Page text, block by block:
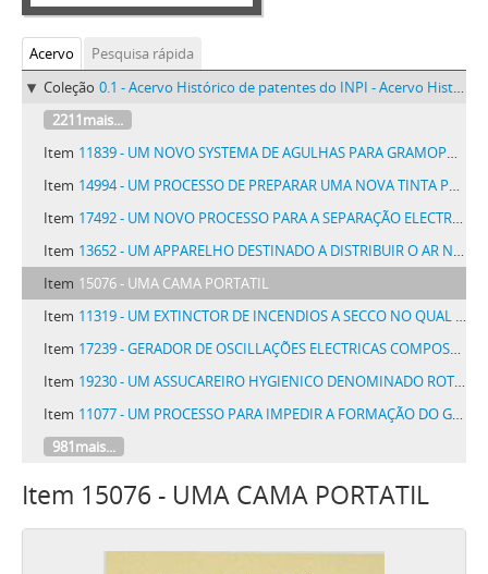
Acervo
Pesquisa rápida
Coleção 0.1 - Acervo Histórico de patentes do INPI - Acervo Histórico de patentes do INPI
2211mais...
Item 11839 - UM NOVO SYSTEMA DE AGULHAS PARA GRAMOPHONES, MANIPULAÇÃO E MATERIA PRIMA PARA AS MESMAS AGULHAS, COMPLETAMENTE DIFFERENTES DAS EXISTENTES DE DIVERSOS AUTORES
Item 14994 - UM PROCESSO DE PREPARAR UMA NOVA TINTA PARA PINTURA EM GERAL DENOMINADA NEPTUNO
Item 17492 - UM NOVO PROCESSO PARA A SEPARAÇÃO ELECTROSTATICA DE SUBSTANCIAS DISTINCTAS FINAMENTE PULVERISADAS, E UM APPARELHO PARA ESSE FIM
Item 13652 - UM APPARELHO DESTINADO A DISTRIBUIR O AR NAS SALAS DE ESPECTACULOS E ONDE A HYGIENE ACONSELHAR, DENOMINADO RENOVADOR PNEUMO SYSTEMA GASPAR
Item 15076 - UMA CAMA PORTATIL
Item 11319 - UM EXTINCTOR DE INCENDIOS A SECCO NO QUAL O PÓ EXTINCTOR É EXPELLIDO SOB PRESSÃO
Item 17239 - GERADOR DE OSCILLAÇÕES ELECTRICAS COMPOSTO DE UM TUBO DE IRRADIAÇÃO CATHODICA EM UM MECHANISMO DE RETROCESSO
Item 19230 - UM ASSUCAREIRO HYGIENICO DENOMINADO ROTATORIO, DESTINADO A REGULAR A SAHIDA DO ASSUCAR EM QUANTIDADE DETERMINADA PARA CADA CHICARA DE CAFÉ, CHÁ OU SEMELHANTE
Item 11077 - UM PROCESSO PARA IMPEDIR A FORMAÇÃO DO GELO DENTRO DOS CONDUCTOS DE UM APPARELHO DE REFRIGERAÇÃO PERCORRIDOS PELO AGENTE DE REFRIGERAÇÃO
981mais...
Item 15076 - UMA CAMA PORTATIL